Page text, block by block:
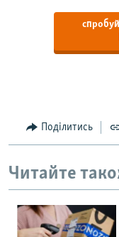
Поділитись
Читайте